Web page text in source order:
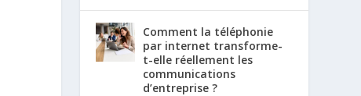
Comment la téléphonie
par internet transforme-
t-elle réellement les
communications
d’entreprise ?